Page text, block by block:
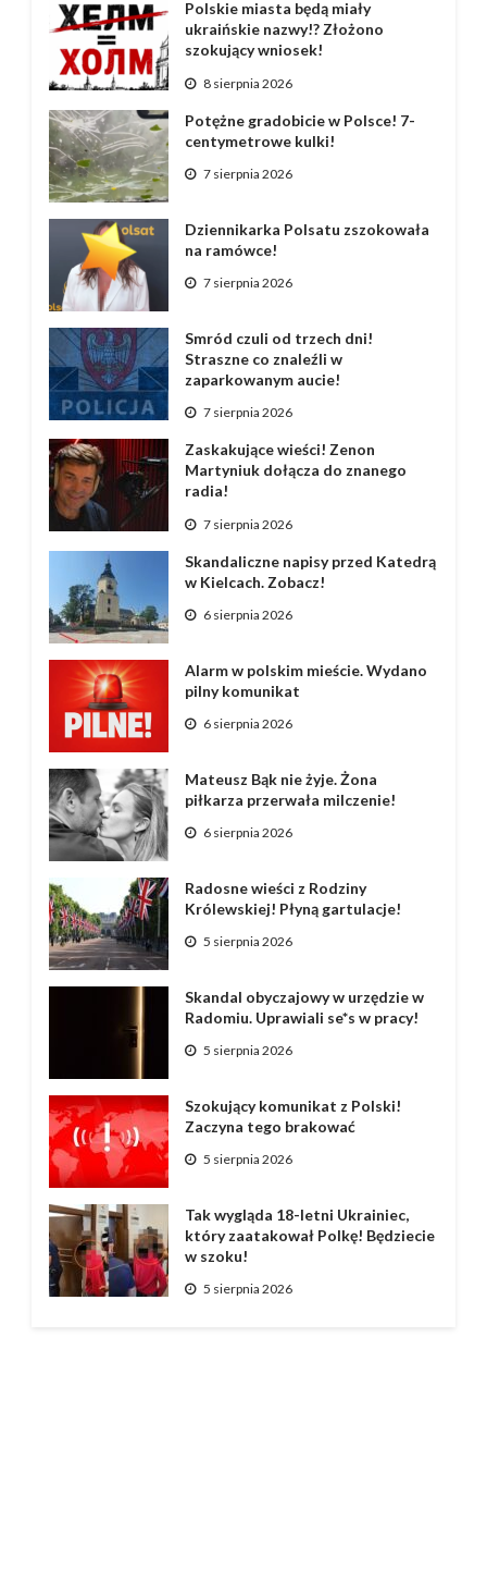
Polskie miasta będą miały
ukraińskie nazwy!? Złożono
szokujący wniosek!
8 sierpnia 2026
Potężne gradobicie w Polsce! 7-
centymetrowe kulki!
7 sierpnia 2026
Dziennikarka Polsatu zszokowała
na ramówce!
7 sierpnia 2026
Smród czuli od trzech dni!
Straszne co znaleźli w
zaparkowanym aucie!
7 sierpnia 2026
Zaskakujące wieści! Zenon
Martyniuk dołącza do znanego
radia!
7 sierpnia 2026
Skandaliczne napisy przed Katedrą
w Kielcach. Zobacz!
6 sierpnia 2026
Alarm w polskim mieście. Wydano
pilny komunikat
6 sierpnia 2026
Mateusz Bąk nie żyje. Żona
piłkarza przerwała milczenie!
6 sierpnia 2026
Radosne wieści z Rodziny
Królewskiej! Płyną gartulacje!
5 sierpnia 2026
Skandal obyczajowy w urzędzie w
Radomiu. Uprawiali se*s w pracy!
5 sierpnia 2026
Szokujący komunikat z Polski!
Zaczyna tego brakować
5 sierpnia 2026
Tak wygląda 18-letni Ukrainiec,
który zaatakował Polkę! Będziecie
w szoku!
5 sierpnia 2026